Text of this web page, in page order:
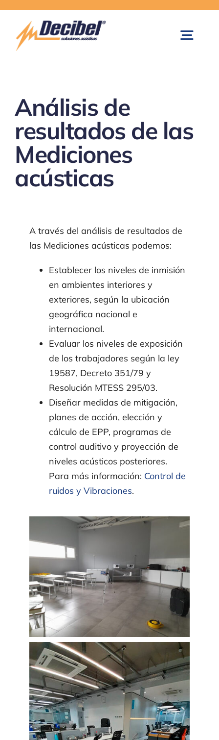
content
Paredes Móviles Acústicas
Institucional
Análisis de
resultados de las
Mediciones
acústicas
A través del análisis de resultados de
las Mediciones acústicas podemos:
Establecer los niveles de inmisión
en ambientes interiores y
exteriores, según la ubicación
geográfica nacional e
internacional.
Evaluar los niveles de exposición
de los trabajadores según la ley
19587, Decreto 351/79 y
Resolución MTESS 295/03.
Diseñar medidas de mitigación,
planes de acción, elección y
cálculo de EPP, programas de
control auditivo y proyección de
niveles acústicos posteriores.
Para más información: Control de
ruidos y Vibraciones.